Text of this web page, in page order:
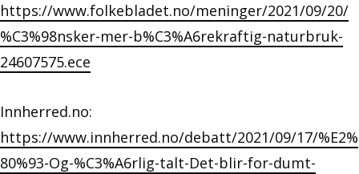
https://www.folkebladet.no/meninger/2021/09/20/
%C3%98nsker-mer-b%C3%A6rekraftig-naturbruk-
24607575.ece
Innherred.no:
https://www.innherred.no/debatt/2021/09/17/%E2%
80%93-Og-%C3%A6rlig-talt-Det-blir-for-dumt-